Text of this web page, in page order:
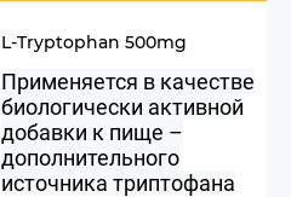
L-Tryptophan 500mg
Применяется в качестве
биологически активной
добавки к пище –
дополнительного
источника триптофана